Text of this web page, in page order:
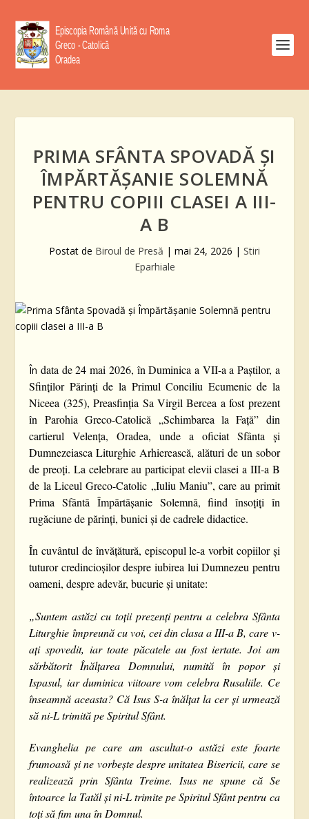
PRIMA SFÂNTA SPOVADĂ ȘI
ÎMPĂRTĂȘANIE SOLEMNĂ
PENTRU COPIII CLASEI A III-
A B
Postat de Biroul de Presă | mai 24, 2026 | Stiri
Eparhiale
În data de 24 mai 2026, în Duminica a VII-a a Paștilor, a
Sfinților Părinți de la Primul Conciliu Ecumenic de la
Niceea (325), Preasfinția Sa Virgil Bercea a fost prezent
în Parohia Greco-Catolică „Schimbarea la Față” din
cartierul Velența, Oradea, unde a oficiat Sfânta și
Dumnezeiasca Liturghie Arhierească, alături de un sobor
de preoți. La celebrare au participat elevii clasei a III-a B
de la Liceul Greco-Catolic „Iuliu Maniu”, care au primit
Prima Sfântă Împărtășanie Solemnă, fiind însoțiți în
rugăciune de părinți, bunici și de cadrele didactice.
În cuvântul de învățătură, episcopul le-a vorbit copiilor și
tuturor credincioșilor despre iubirea lui Dumnezeu pentru
oameni, despre adevăr, bucurie și unitate:
„Suntem astăzi cu toții prezenți pentru a celebra Sfânta
Liturghie împreună cu voi, cei din clasa a III-a B, care v-
ați spovedit, iar toate păcatele au fost iertate. Joi am
sărbătorit Înălțarea Domnului, numită în popor și
Ispasul, iar duminica viitoare vom celebra Rusaliile. Ce
înseamnă aceasta? Că Isus S-a înălțat la cer și urmează
să ni-L trimită pe Spiritul Sfânt.
Evanghelia pe care am ascultat-o astăzi este foarte
frumoasă și ne vorbește despre unitatea Bisericii, care se
realizează prin Sfânta Treime. Isus ne spune că Se
întoarce la Tatăl și ni-L trimite pe Spiritul Sfânt pentru ca
toți să fim una în Domnul.